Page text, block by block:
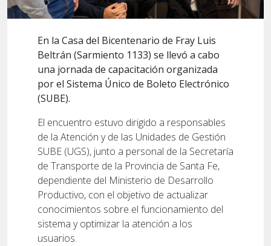
En la Casa del Bicentenario de Fray Luis
Beltrán (Sarmiento 1133) se llevó a cabo
una jornada de capacitación organizada
por el Sistema Único de Boleto Electrónico
(SUBE).
El encuentro estuvo dirigido a responsables
de la Atención y de las Unidades de Gestión
SUBE (UGS), junto a personal de la Secretaría
de Transporte de la Provincia de Santa Fe,
dependiente del Ministerio de Desarrollo
Productivo, con el objetivo de actualizar
conocimientos sobre el funcionamiento del
sistema y optimizar la atención a los
usuarios.